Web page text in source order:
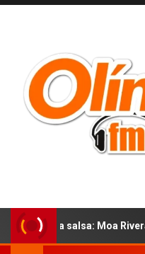
salsa: Moa